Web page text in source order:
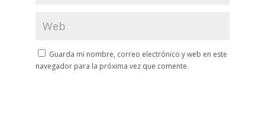
Guarda mi nombre, correo electrónico y web en este
navegador para la próxima vez que comente.